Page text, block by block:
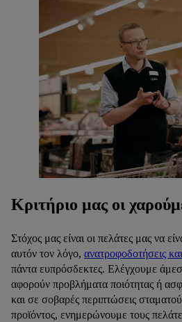
Κριτήριο μας οι
Στόχος μας είναι οι πελάτες μας να
αυτόν τον λόγο, ανατροφοδοτήσεις
πάντα ευπρόσδεκτες. Ελέγχουμε
αφορούν προβλήματα ποιότητας ή
και σε σοβαρές περιπτώσεις
προϊόντος, ενημερώνουμε τους